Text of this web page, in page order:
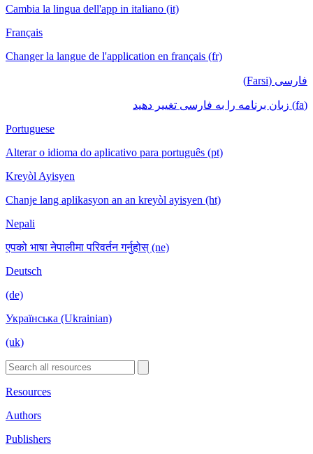
Cambia la lingua dell'app in italiano (it)
Français
Changer la langue de l'application en français (fr)
فارسی (Farsi)
(fa) زبان برنامه را به فارسی تغییر دهید
Portuguese
Alterar o idioma do aplicativo para português (pt)
Kreyòl Ayisyen
Chanje lang aplikasyon an an kreyòl ayisyen (ht)
Nepali
एपको भाषा नेपालीमा परिवर्तन गर्नुहोस् (ne)
Deutsch
(de)
Українська (Ukrainian)
(uk)
Resources
Authors
Publishers